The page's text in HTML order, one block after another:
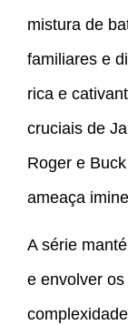
mistura de
familiares e
rica e
cruciais de
Roger e
ameaça
A série
e envolver